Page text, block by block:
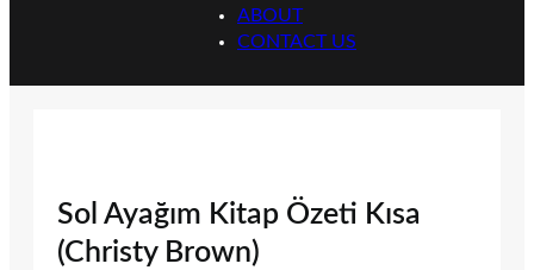
ABOUT
CONTACT US
Sol Ayağım Kitap Özeti Kısa
(Christy Brown)